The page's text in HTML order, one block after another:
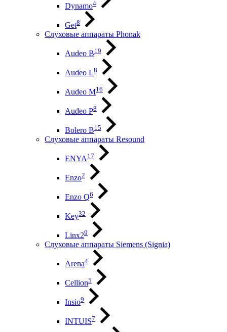
Dynamo4
Get8
Слуховые аппараты Phonak
Audeo B19
Audeo L8
Audeo М16
Audeo P8
Bolero B15
Слуховые аппараты Resound
ENYA17
Enzo2
Enzo Q6
Key32
Linx29
Слуховые аппараты Siemens (Signia)
Arena4
Cellion5
Insio9
INTUIS7